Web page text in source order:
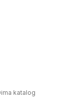
katalog